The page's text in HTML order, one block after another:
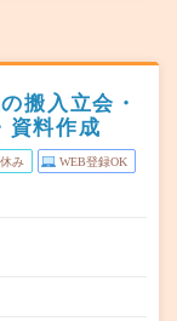
搬入立会・
資料作成
み WEB登録OK